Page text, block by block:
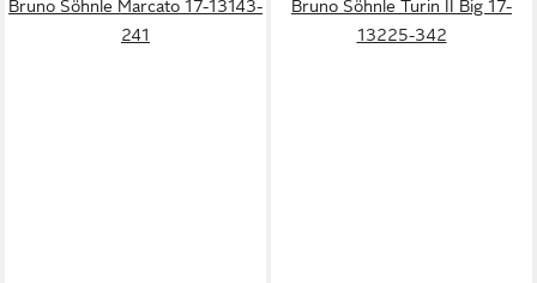
Bruno Söhnle Marcato 17-13143-
241
Bruno Söhnle Turin II Big 17-
13225-342